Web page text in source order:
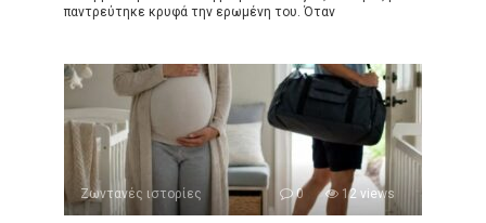
παντρεύτηκε κρυφά την ερωμένη του. Όταν
Ζωντανές ιστορίες 0 12 views